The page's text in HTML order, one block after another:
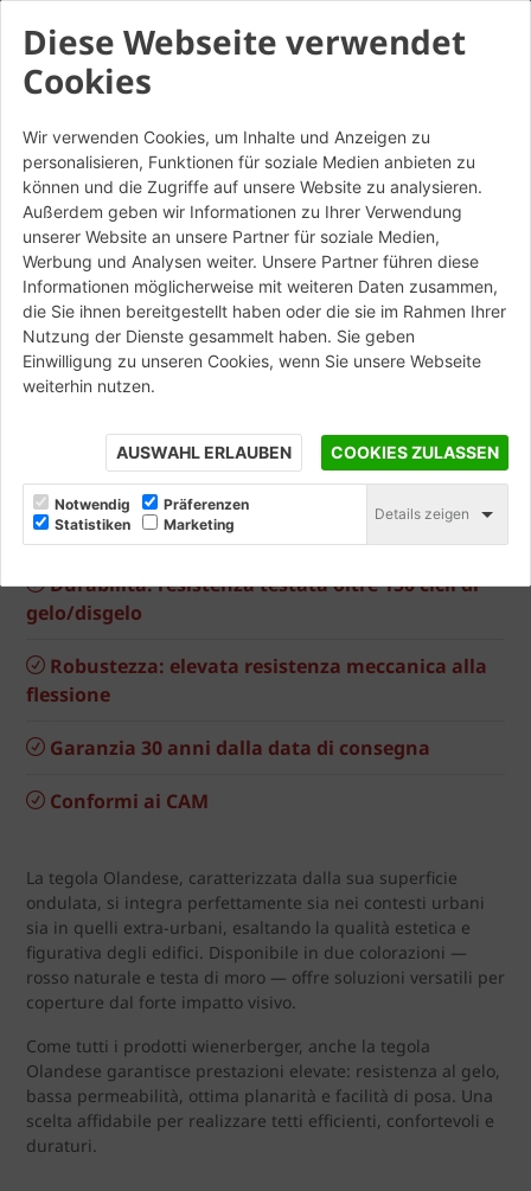
Diese Webseite verwendet
Cookies
Wir verwenden Cookies, um Inhalte und Anzeigen zu
personalisieren, Funktionen für soziale Medien anbieten zu
können und die Zugriffe auf unsere Website zu analysieren.
Außerdem geben wir Informationen zu Ihrer Verwendung
unserer Website an unsere Partner für soziale Medien,
Werbung und Analysen weiter. Unsere Partner führen diese
Informationen möglicherweise mit weiteren Daten zusammen,
die Sie ihnen bereitgestellt haben oder die sie im Rahmen Ihrer
Nutzung der Dienste gesammelt haben. Sie geben
Einwilligung zu unseren Cookies, wenn Sie unsere Webseite
weiterhin nutzen.
AUSWAHL ERLAUBEN COOKIES ZULASSEN
Notwendig
Präferenzen
Statistiken
Marketing
Details zeigen
Tegola Olandese
La tegola ondulata che valorizza ogni contesto
architettonico
Impermeabilità: eccellente tenuta all'acqua
Durabilità: resistenza testata oltre 150 cicli di
gelo/disgelo
Robustezza: elevata resistenza meccanica alla
flessione
Garanzia 30 anni dalla data di consegna
Conformi ai CAM
La tegola Olandese, caratterizzata dalla sua superficie
ondulata, si integra perfettamente sia nei contesti urbani
sia in quelli extra‑urbani, esaltando la qualità estetica e
figurativa degli edifici. Disponibile in due colorazioni —
rosso naturale e testa di moro — offre soluzioni versatili per
coperture dal forte impatto visivo.
Come tutti i prodotti wienerberger, anche la tegola
Olandese garantisce prestazioni elevate: resistenza al gelo,
bassa permeabilità, ottima planarità e facilità di posa. Una
scelta affidabile per realizzare tetti efficienti, confortevoli e
duraturi.